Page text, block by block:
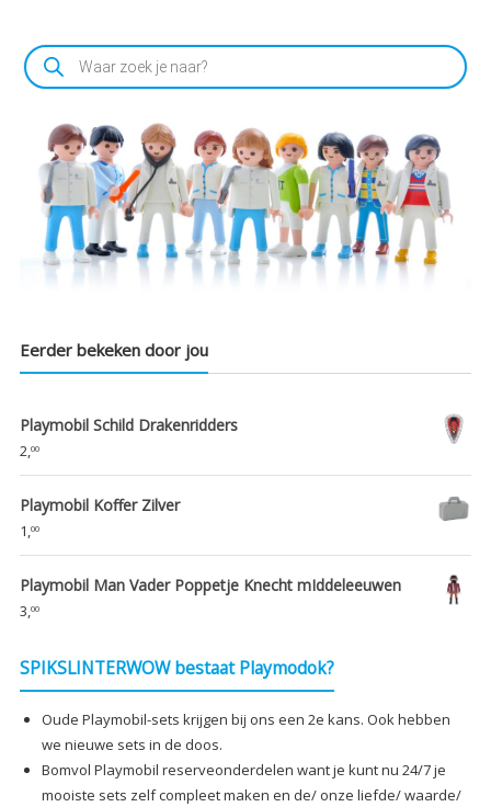
Producten
zoeken
Eerder bekeken door jou
Playmobil Schild Drakenridders
2,00
Playmobil Koffer Zilver
1,00
Playmobil Man Vader Poppetje Knecht mIddeleeuwen
3,00
SPIKSLINTERWOW bestaat Playmodok?
Oude Playmobil-sets krijgen bij ons een 2e kans. Ook hebben
we nieuwe sets in de doos.
Bomvol Playmobil reserveonderdelen want je kunt nu 24/7 je
mooiste sets zelf compleet maken en de/ onze liefde/ waarde/